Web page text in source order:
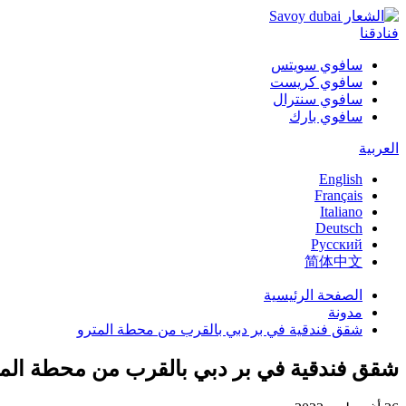
فنادقنا
سافوي سويتس
سافوي كريست
سافوي سنترال
سافوي بارك
العربية
English
Français
Italiano
Deutsch
Русский
简体中文
الصفحة الرئيسية
مدونة
شقق فندقية في بر دبي بالقرب من محطة المترو
شقق فندقية في بر دبي بالقرب من محطة